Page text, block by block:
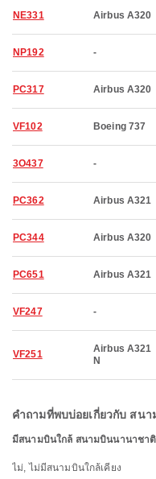
NE331 Airbus A320
NP192 -
PC317 Airbus A320
VF102 Boeing 737
3O437 -
PC362 Airbus A321
PC344 Airbus A320
PC651 Airbus A321
VF247 -
VF251
Airbus A321
N
คำถามที่พบบ่อยเกี่ยวกับ สน
มีสนามบินใกล้ สนามบินนานาชาติ
ไม่, ไม่มีสนามบินใกล้เคียง